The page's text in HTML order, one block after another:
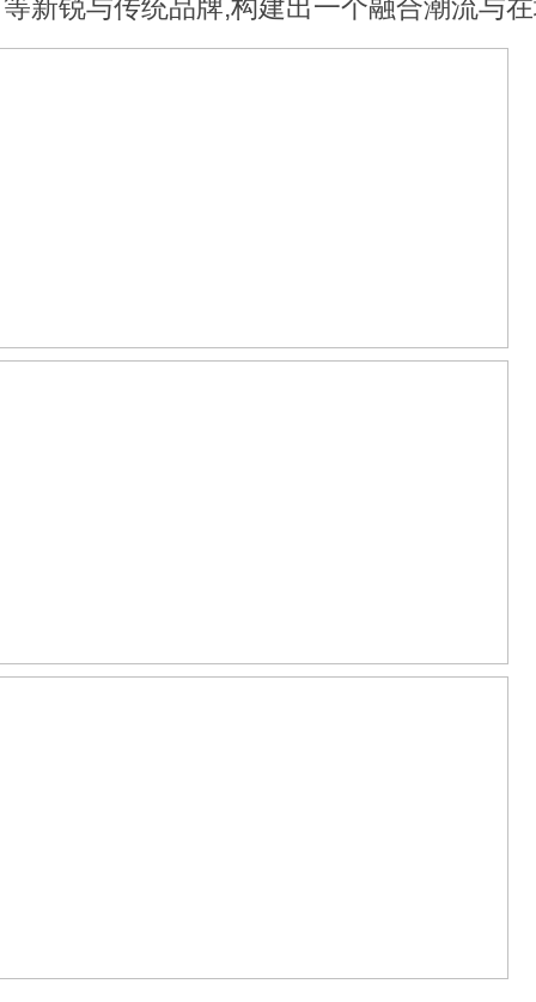
等新锐与传统品牌,构建出一个融合潮流与